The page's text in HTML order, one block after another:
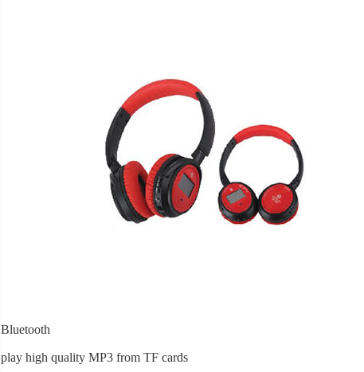
Bluetooth
play high quality MP3 from TF cards